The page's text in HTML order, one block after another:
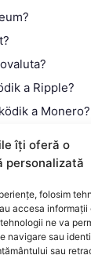
îți oferă o
personalizată
folosim
accesa informații
ne va
navigare sau
sau
a Ripple?
a Monero?